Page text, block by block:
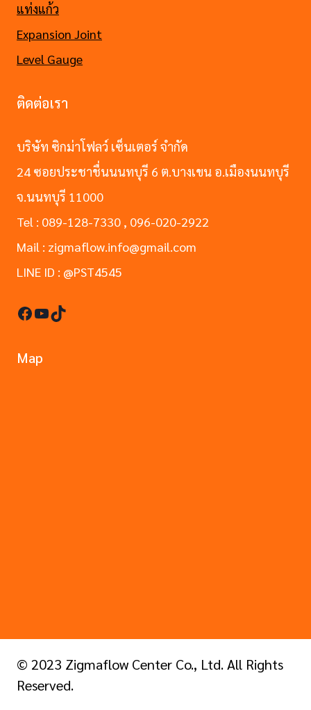
แท่งแก้ว
Expansion Joint
Level Gauge
ติดต่อเรา
บริษัท ซิกม่าโฟลว์ เซ็นเตอร์ จำกัด
24 ซอยประชาชื่นนนทบุรี 6 ต.บางเขน อ.เมืองนนทบุรี
จ.นนทบุรี 11000
Tel : 089-128-7330 , 096-020-2922
Mail : zigmaflow.info@gmail.com
LINE ID : @PST4545
Facebook
YouTube
TikTok
Map
© 2023 Zigmaflow Center Co., Ltd. All Rights
Reserved.